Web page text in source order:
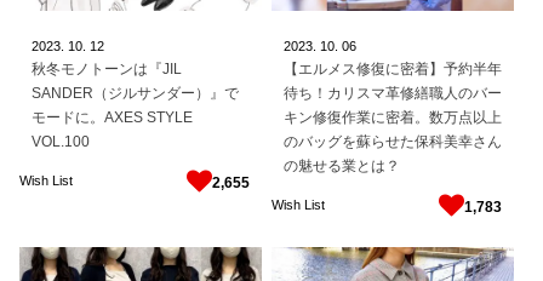
2023. 10. 12
秋冬モノトーンは『JIL
SANDER（ジルサンダー）』で
モードに。AXES STYLE
VOL.100
2,655
Wish List
2023. 10. 06
【エルメス修復に密着】予約半年
待ち！カリスマ革修繕職人のバー
キン修復作業に密着。数万点以上
のバッグを蘇らせた保科美幸さん
の魅せる業とは？
1,783
Wish List